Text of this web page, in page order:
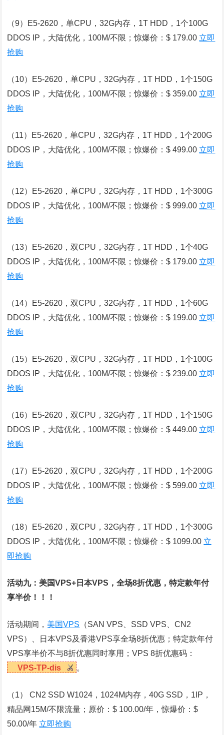
（9）E5-2620，单CPU，32G内存，1T HDD，1个100G
DDOS IP，大陆优化，100M/不限；惊爆价：$ 179.00 立即
抢购
（10）E5-2620，单CPU，32G内存，1T HDD，1个150G
DDOS IP，大陆优化，100M/不限；惊爆价：$ 359.00 立即
抢购
（11）E5-2620，单CPU，32G内存，1T HDD，1个200G
DDOS IP，大陆优化，100M/不限；惊爆价：$ 499.00 立即
抢购
（12）E5-2620，单CPU，32G内存，1T HDD，1个300G
DDOS IP，大陆优化，100M/不限；惊爆价：$ 999.00 立即
抢购
（13）E5-2620，双CPU，32G内存，1T HDD，1个40G
DDOS IP，大陆优化，100M/不限；惊爆价：$ 179.00 立即
抢购
（14）E5-2620，双CPU，32G内存，1T HDD，1个60G
DDOS IP，大陆优化，100M/不限；惊爆价：$ 199.00 立即
抢购
（15）E5-2620，双CPU，32G内存，1T HDD，1个100G
DDOS IP，大陆优化，100M/不限；惊爆价：$ 239.00 立即
抢购
（16）E5-2620，双CPU，32G内存，1T HDD，1个150G
DDOS IP，大陆优化，100M/不限；惊爆价：$ 449.00 立即
抢购
（17）E5-2620，双CPU，32G内存，1T HDD，1个200G
DDOS IP，大陆优化，100M/不限；惊爆价：$ 599.00 立即
抢购
（18）E5-2620，双CPU，32G内存，1T HDD，1个300G
DDOS IP，大陆优化，100M/不限；惊爆价：$ 1099.00 立
即抢购
活动九： 美国VPS+日本VPS，全场8折优惠，特定款年付
享半价！！！
活动期间， 美国VPS （SAN VPS、SSD VPS、CN2
VPS）、日本VPS及香港VPS享全场8折优惠；特定款年付
VPS享半价不与8折优惠同时享用；VPS 8折优惠码：
VPS-TP-dis
。
（1） CN2 SSD W1024，1024M内存，40G SSD，1IP，
精品网15M/不限流量；原价：$ 100.00/年，惊爆价：$
50.00/年 立即抢购